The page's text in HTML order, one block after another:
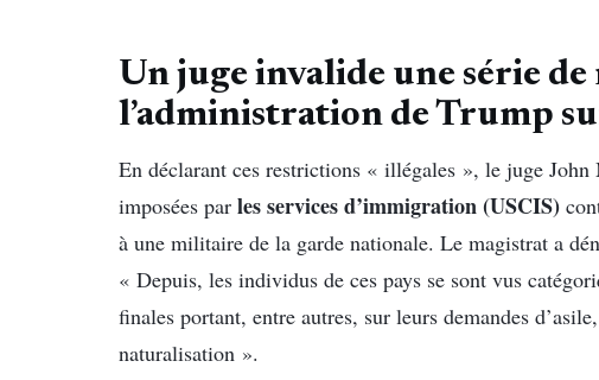
Un juge invalide une série
l’administration de Trump
En déclarant ces restrictions « illégales », le juge John
imposées par les services d’immigration (USCIS)
à une militaire de la garde nationale. Le magistrat a
« Depuis, les individus de ces pays se sont vus
finales portant, entre autres, sur leurs demandes
naturalisation ».